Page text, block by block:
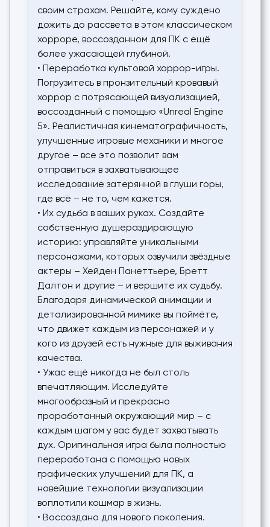
своим страхам. Решайте, кому суждено
дожить до рассвета в этом классическом
хорроре, воссозданном для ПК с ещё
более ужасающей глубиной.
• Переработка культовой хоррор-игры.
Погрузитесь в пронзительный кровавый
хоррор с потрясающей визуализацией,
воссозданный с помощью «Unreal Engine
5». Реалистичная кинематографичность,
улучшенные игровые механики и многое
другое – все это позволит вам
отправиться в захватывающее
исследование затерянной в глуши горы,
где всё – не то, чем кажется.
• Их судьба в ваших руках. Создайте
собственную душераздирающую
историю: управляйте уникальными
персонажами, которых озвучили звёздные
актеры – Хейден Панеттьере, Бретт
Далтон и другие – и вершите их судьбу.
Благодаря динамической анимации и
детализированной мимике вы поймёте,
что движет каждым из персонажей и у
кого из друзей есть нужные для выживания
качества.
• Ужас ещё никогда не был столь
впечатляющим. Исследуйте
многообразный и прекрасно
проработанный окружающий мир – с
каждым шагом у вас будет захватывать
дух. Оригинальная игра была полностью
переработана с помощью новых
графических улучшений для ПК, а
новейшие технологии визуализации
воплотили кошмар в жизнь.
• Воссоздано для нового поколения.